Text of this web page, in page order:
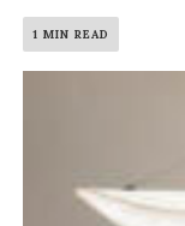
1 MIN READ